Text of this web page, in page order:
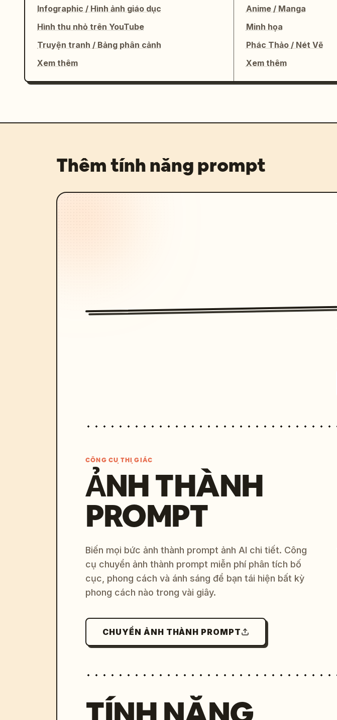
Infographic / Hình ảnh giáo dục
Hình thu nhỏ trên YouTube
Truyện tranh / Bảng phân cảnh
Xem thêm
Anime / Manga
Minh họa
Phác Thảo / Nét Vẽ
Xem thêm
Thêm tính năng prompt
CÔNG CỤ THỊ GIÁC
ẢNH THÀNH
PROMPT
Biến mọi bức ảnh thành prompt ảnh AI chi tiết. Công
cụ chuyển ảnh thành prompt miễn phí phân tích bố
cục, phong cách và ánh sáng để bạn tái hiện bất kỳ
phong cách nào trong vài giây.
CHUYỂN ẢNH THÀNH PROMPT